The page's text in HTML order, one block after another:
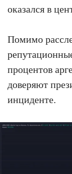
оказался в
Помимо
процентов
доверяют
инциденте.